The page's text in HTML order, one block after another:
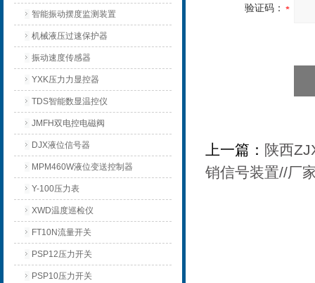
智能振动摆度监测装置
机械液压过速保护器
振动速度传感器
YXK压力力显控器
TDS智能数显温控仪
JMFH双电控电磁阀
DJX液位信号器
MPM460W液位变送控制器
Y-100压力表
XWD温度巡检仪
FT10N流量开关
PSP12压力开关
PSP10压力开关
验证码：
上一篇： 陕西
销信号装置//厂